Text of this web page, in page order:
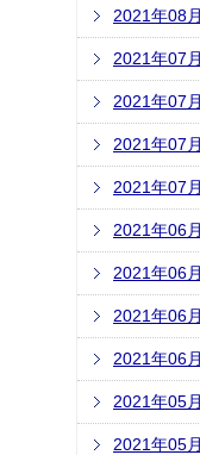
2021年08
2021年07
2021年07
2021年07
2021年07
2021年06
2021年06
2021年06
2021年06
2021年05
2021年05